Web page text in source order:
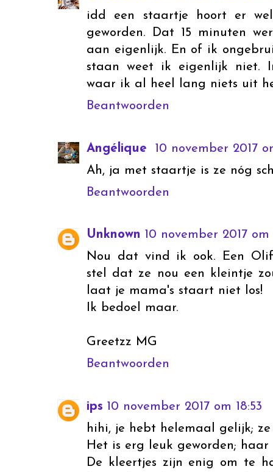
idd een staartje hoort er
geworden. Dat 15 minuten
aan eigenlijk. En of ik
staan weet ik eigenlijk niet.
waar ik al heel lang niets uit
Beantwoorden
Angélique
10 november 2017
Ah, ja met staartje is ze nóg
Beantwoorden
Unknown 10 november 2017 om
Nou dat vind ik ook. Een
stel dat ze nou een kleintje
laat je mama's staart niet los!
Ik bedoel maar.
Greetzz MG
Beantwoorden
ips 10 november 2017 om 18:53
hihi, je hebt helemaal gelijk; ze
Het is erg leuk geworden; haar
De kleertjes zijn enig om te